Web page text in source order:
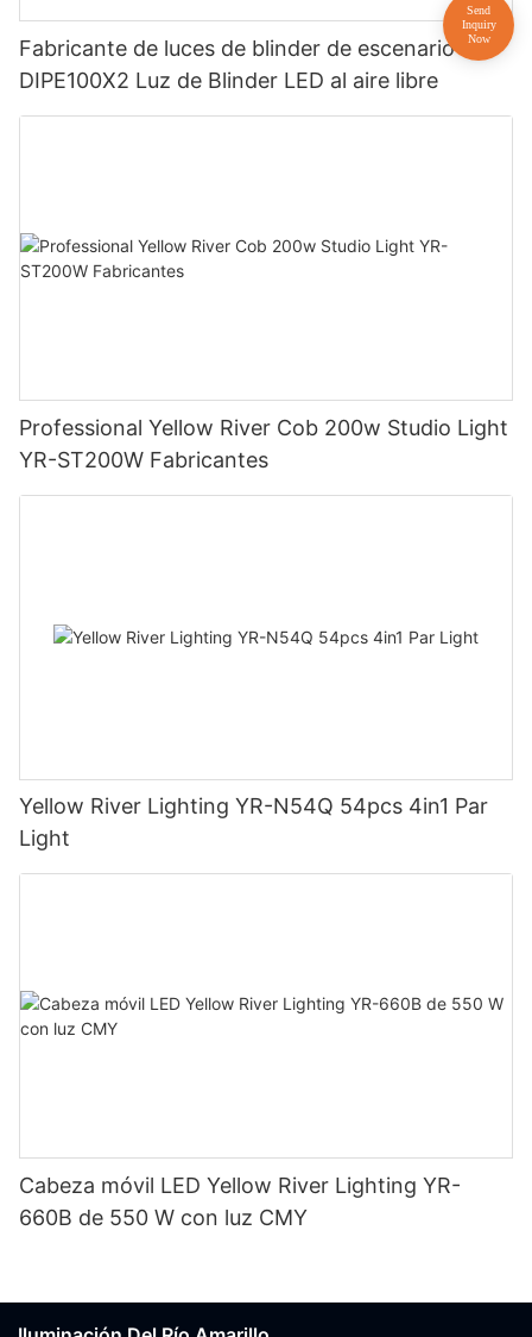
Fabricante de luces de blinder de escenario YR-
DIPE100X2 Luz de Blinder LED al aire libre
Professional Yellow River Cob 200w Studio Light
YR-ST200W Fabricantes
Yellow River Lighting YR-N54Q 54pcs 4in1 Par
Light
Cabeza móvil LED Yellow River Lighting YR-
660B de 550 W con luz CMY